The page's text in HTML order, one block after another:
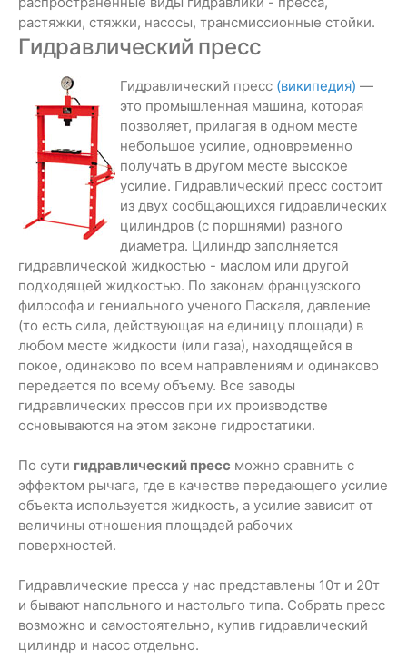
растяжки, стяжки, насосы, трансмиссионные стойки.
Гидравлический пресс
Гидравлический пресс (википедия) —
это промышленная машина, которая
позволяет, прилагая в одном месте
небольшое усилие, одновременно
получать в другом месте высокое
усилие. Гидравлический пресс состоит
из двух сообщающихся гидравлических
цилиндров (с поршнями) разного
диаметра. Цилиндр заполняется
гидравлической жидкостью - маслом или другой
подходящей жидкостью. По законам французского
философа и гениального ученого Паскаля, давление
(то есть сила, действующая на единицу площади) в
любом месте жидкости (или газа), находящейся в
покое, одинаково по всем направлениям и одинаково
передается по всему объему. Все заводы
гидравлических прессов при их производстве
основываются на этом законе гидростатики.
По сути гидравлический пресс можно сравнить с
эффектом рычага, где в качестве передающего усилие
объекта используется жидкость, а усилие зависит от
величины отношения площадей рабочих
поверхностей.
Гидравлические пресса у нас представлены 10т и 20т
и бывают напольного и настольго типа. Собрать пресс
возможно и самостоятельно, купив гидравлический
цилиндр и насос отдельно.